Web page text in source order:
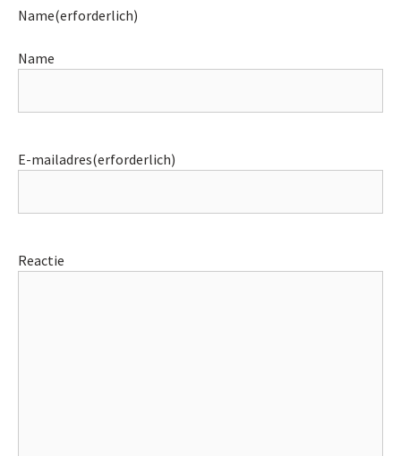
Name(erforderlich)
Name
E-mailadres(erforderlich)
Reactie